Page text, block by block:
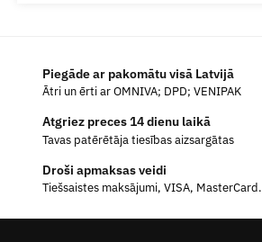
Piegāde ar pakomātu visā Latvijā
Ātri un ērti ar OMNIVA; DPD; VENIPAK
Atgriez preces 14 dienu laikā
Tavas patērētāja tiesības aizsargātas
Droši apmaksas veidi
Tiešsaistes maksājumi, VISA, MasterCard.